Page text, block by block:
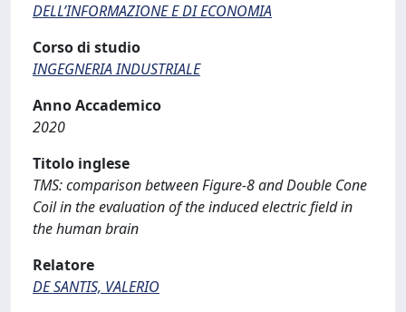
DELL’INFORMAZIONE E DI ECONOMIA
Corso di studio
INGEGNERIA INDUSTRIALE
Anno Accademico
2020
Titolo inglese
TMS: comparison between Figure-8 and Double Cone
Coil in the evaluation of the induced electric field in
the human brain
Relatore
DE SANTIS, VALERIO